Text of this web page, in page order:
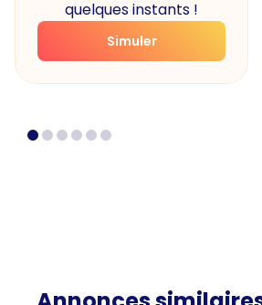
quelques instants !
Simuler